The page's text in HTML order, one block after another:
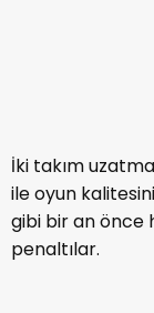
İki takım
ile oyun
gibi bir an önce
penaltılar.